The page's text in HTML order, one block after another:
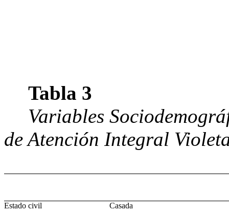
Tabla 3
Variables
de Atención Integral
Estado civil
Casada